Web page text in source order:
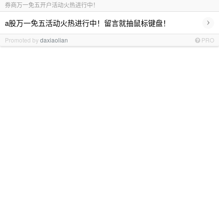
券商万一免五开户活动火热进行中！
a股万一免五活动火热进行中！留言就抽鼠标键盘！ ›
Promoted bydaxiaolian PRO